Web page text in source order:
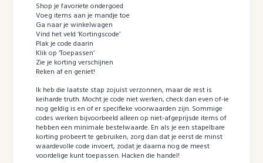
Shop je favoriete ondergoed
Voeg items aan je mandje toe
Ga naar je winkelwagen
Vind het veld ‘Kortingscode’
Plak je code daarin
Klik op ‘Toepassen’
Zie je korting verschijnen
Reken af en geniet!
Ik heb die laatste stap zojuist verzonnen, maar de rest is
keiharde truth. Mocht je code niet werken, check dan even of-ie
nog geldig is en of er specifieke voorwaarden zijn. Sommige
codes werken bijvoorbeeld alleen op niet-afgeprijsde items of
hebben een minimale bestelwaarde. En als je een stapelbare
korting probeert te gebruiken, zorg dan dat je eerst de minst
waardevolle code invoert, zodat je daarna nog de meest
voordelige kunt toepassen. Hacken die handel!